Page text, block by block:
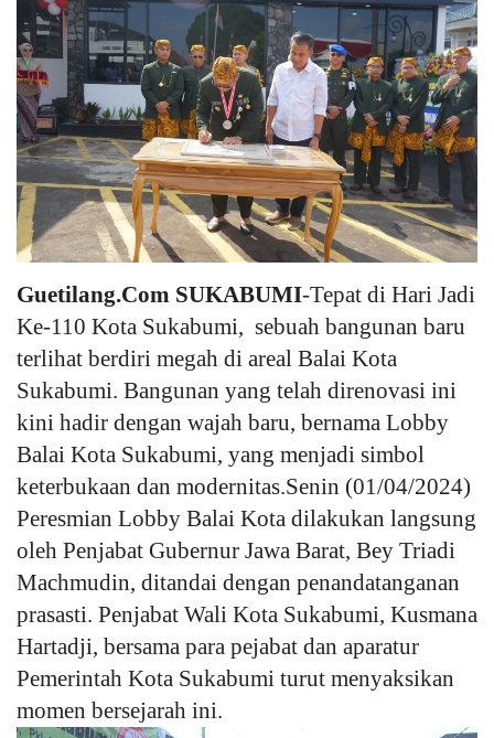
Keamanan
Kejahatan
Cybers Event
UMKM & Ekonomi Kreatif
Pekerja Migran Indonesia
Ekonomi
Pendidikan
Informasi Journalism
Olahraga
Kesehatan
Layanan Publik
Perempuan/Anak
Guetilang.Com SUKABUMI-Tepat di Hari Jadi
Ke-110 Kota Sukabumi, sebuah bangunan baru
terlihat berdiri megah di areal Balai Kota
Sukabumi. Bangunan yang telah direnovasi ini
kini hadir dengan wajah baru, bernama Lobby
Balai Kota Sukabumi, yang menjadi simbol
keterbukaan dan modernitas.Senin (01/04/2024)
Peresmian Lobby Balai Kota dilakukan langsung
oleh Penjabat Gubernur Jawa Barat, Bey Triadi
Machmudin, ditandai dengan penandatanganan
prasasti. Penjabat Wali Kota Sukabumi, Kusmana
Hartadji, bersama para pejabat dan aparatur
Pemerintah Kota Sukabumi turut menyaksikan
momen bersejarah ini.